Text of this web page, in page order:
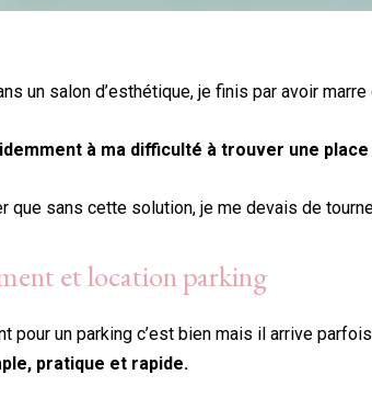
un salon d’esthétique, je finis par avoir
à ma difficulté à trouver une
que sans cette solution, je me devais de
et location parking
pour un parking c’est bien mais il arrive
pratique et rapide.